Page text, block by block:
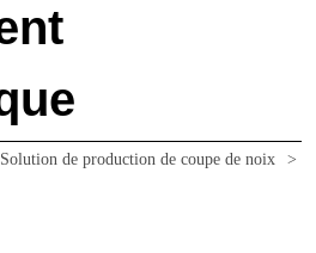
Solution de production de coupe de noix >